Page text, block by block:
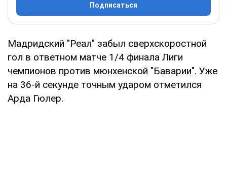
Подписаться
Мадридский "Реал" забыл сверхскоростной
гол в ответном матче 1/4 финала Лиги
чемпионов против мюнхенской "Баварии". Уже
на 36-й секунде точным ударом отметился
Арда Гюлер.